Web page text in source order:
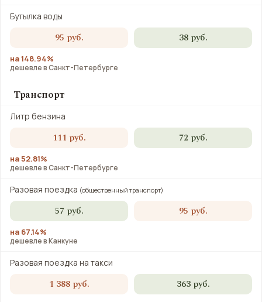
Бутылка воды
95 руб. 38 руб.
на 148.94%
дешевле в Санкт-Петербурге
Транспорт
Литр бензина
111 руб. 72 руб.
на 52.81%
дешевле в Санкт-Петербурге
Разовая поездка (общественный транспорт)
57 руб. 95 руб.
на 67.14%
дешевле в Канкуне
Разовая поездка на такси
1 388 руб. 363 руб.